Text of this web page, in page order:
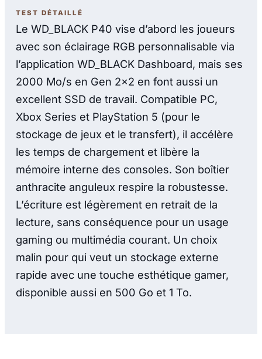
TEST DÉTAILLÉ
Le WD_BLACK P40 vise d’abord les joueurs
avec son éclairage RGB personnalisable via
l’application WD_BLACK Dashboard, mais ses
2000 Mo/s en Gen 2x2 en font aussi un
excellent SSD de travail. Compatible PC,
Xbox Series et PlayStation 5 (pour le
stockage de jeux et le transfert), il accélère
les temps de chargement et libère la
mémoire interne des consoles. Son boîtier
anthracite anguleux respire la robustesse.
L’écriture est légèrement en retrait de la
lecture, sans conséquence pour un usage
gaming ou multimédia courant. Un choix
malin pour qui veut un stockage externe
rapide avec une touche esthétique gamer,
disponible aussi en 500 Go et 1 To.